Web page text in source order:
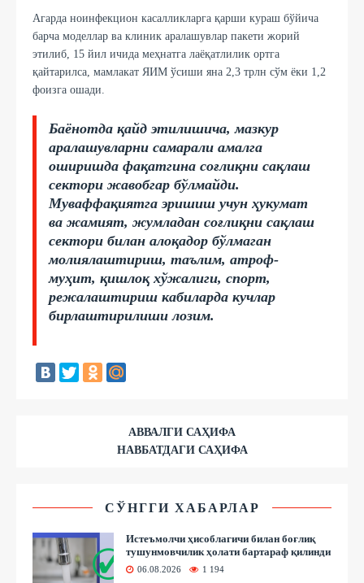
Агарда ноинфекцион касалликларга қарши кураш бўйича
барча моделлар ва клиник аралашувлар пакети жорий
этилиб, 15 йил ичида меҳнатга лаёқатлилик ортга
қайтарилса, мамлакат ЯИМ ўсиши яна 2,3 трлн сўм ёки 1,2
фоизга ошади.
Баёнотда қайд этилишича, мазкур
аралашувларни самарали амалга
оширишда фақатгина соғлиқни сақлаш
сектори жавобгар бўлмайди.
Муваффақиятга эришиш учун ҳукумат
ва жамият, жумладан соғлиқни сақлаш
сектори билан алоқадор бўлмаган
молиялаштириш, таълим, атроф-
муҳит, қишлоқ хўжалиги, спорт,
режалаштириш кабиларда кучлар
бирлаштирилиши лозим.
АВВАЛГИ САҲИФА
НАВБАТДАГИ САҲИФА
СЎНГГИ ХАБАРЛАР
Истеъмолчи ҳисоблагичи билан боғлиқ
тушунмовчилик ҳолати бартараф қилинди
06.08.2026 1 194